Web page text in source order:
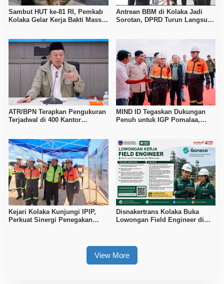
Sambut HUT ke-81 RI, Pemkab
Kolaka Gelar Kerja Bakti Massal
Antrean BBM di Kolaka Jadi
Sorotan, DPRD Turun Langsung
ATR/BPN Terapkan Pengukuran
Terjadwal di 400 Kantor
MIND ID Tegaskan Dukungan
Penuh untuk IGP Pomalaa,
Kejari Kolaka Kunjungi IPIP,
Perkuat Sinergi Penegakan
Disnakertrans Kolaka Buka
Lowongan Field Engineer di
View More